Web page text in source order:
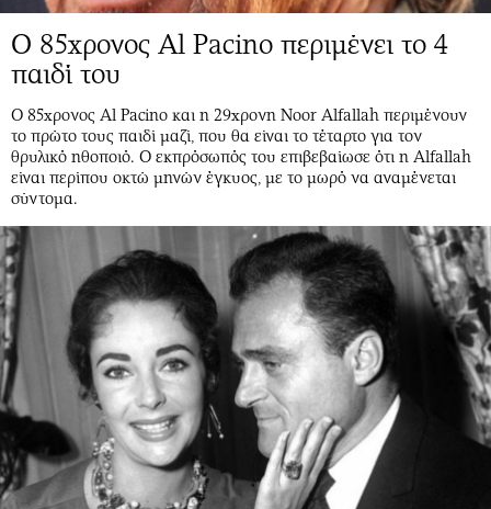
Ο 85χρονος Al Pacino περιμένει το 4
παιδί του
Ο 85χρονος Al Pacino και η 29χρονη Noor Alfallah περιμένουν
το πρώτο τους παιδί μαζί, που θα είναι το τέταρτο για τον
θρυλικό ηθοποιό. Ο εκπρόσωπός του επιβεβαίωσε ότι η Alfallah
είναι περίπου οκτώ μηνών έγκυος, με το μωρό να αναμένεται
σύντομα.